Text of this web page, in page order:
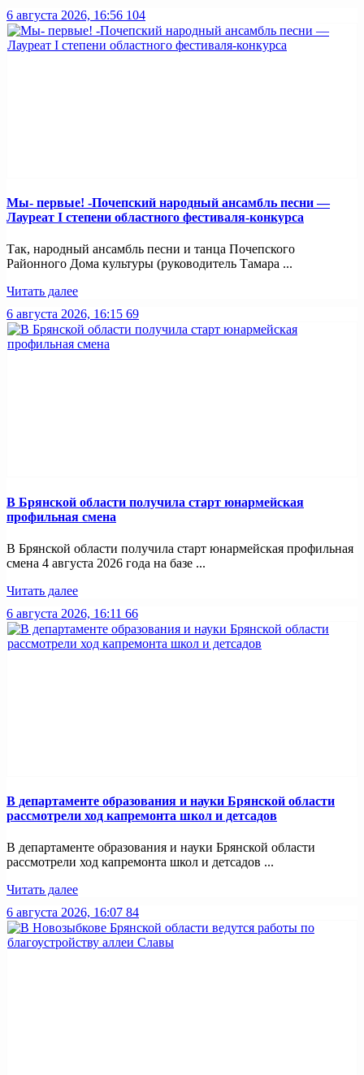
6 августа 2026, 16:56 104
Мы- первые! -Почепский народный ансамбль песни —
Лауреат I степени областного фестиваля-конкурса
Так, народный ансамбль песни и танца Почепского
Районного Дома культуры (руководитель Тамара ...
Читать далее
6 августа 2026, 16:15 69
В Брянской области получила старт юнармейская
профильная смена
В Брянской области получила старт юнармейская профильная
смена 4 августа 2026 года на базе ...
Читать далее
6 августа 2026, 16:11 66
В департаменте образования и науки Брянской области
рассмотрели ход капремонта школ и детсадов
В департаменте образования и науки Брянской области
рассмотрели ход капремонта школ и детсадов ...
Читать далее
6 августа 2026, 16:07 84